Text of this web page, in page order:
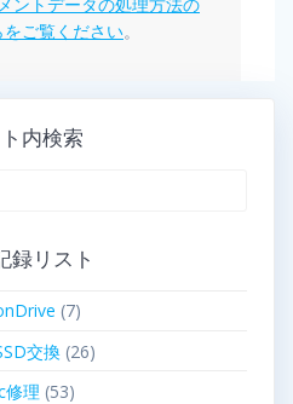
ントデータの処理方法の
ご覧ください。
内検索
録リスト
(7)
交換(26)
修理 (53)